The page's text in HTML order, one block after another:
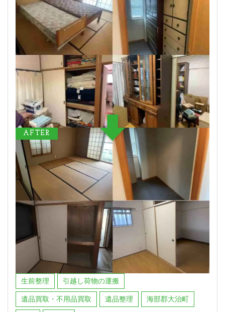
AFTER
生前整理 引越し荷物の運搬
遺品買取・不用品買取 遺品整理 海部郡大治町